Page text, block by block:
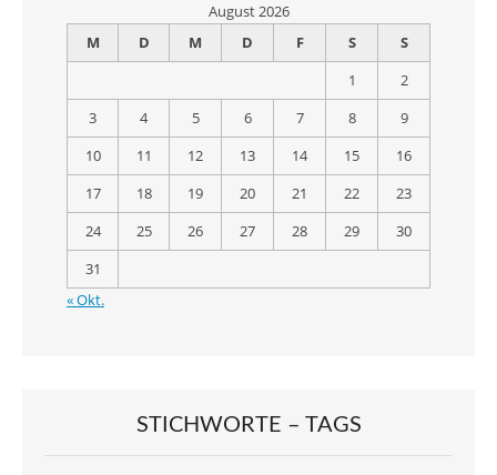
August 2026
M
D M D F S
S
1
2
3
4 5 6 7 8
9
10
11 12 13 14 15
16
17
18 19 20 21 22
23
24
25 26 27 28 29
30
31
« Okt.
STICHWORTE – TAGS